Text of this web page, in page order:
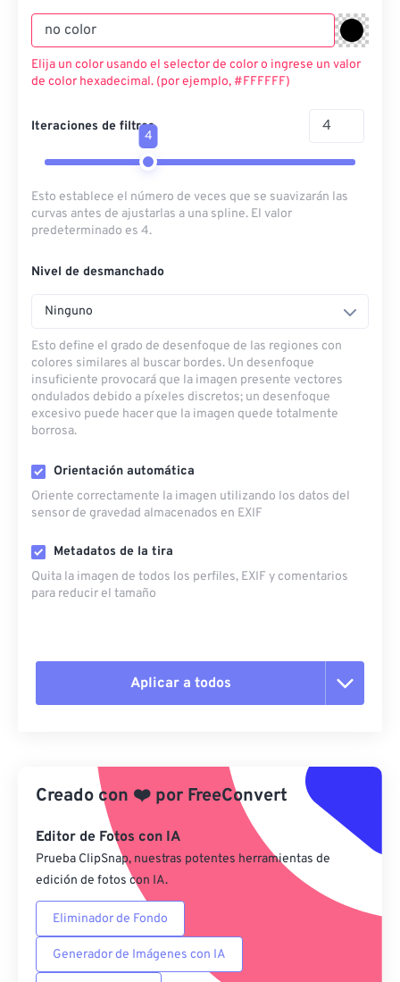
Elija un color usando el selector de color o ingrese un valor
de color hexadecimal. (por ejemplo, #FFFFFF)
Iteraciones de filtros
4
Esto establece el número de veces que se suavizarán las
curvas antes de ajustarlas a una spline. El valor
predeterminado es 4.
Nivel de desmanchado
Ninguno
Esto define el grado de desenfoque de las regiones con
colores similares al buscar bordes. Un desenfoque
insuficiente provocará que la imagen presente vectores
ondulados debido a píxeles discretos; un desenfoque
excesivo puede hacer que la imagen quede totalmente
borrosa.
Orientación automática
Oriente correctamente la imagen utilizando los datos del
sensor de gravedad almacenados en EXIF
Metadatos de la tira
Quita la imagen de todos los perfiles, EXIF ​​y comentarios
para reducir el tamaño
Aplicar a todos
Aplicar desde el ajuste preestablecido
Guardar como preestablecido
Creado con ❤️ por FreeConvert
Editor de Fotos con IA
Prueba ClipSnap, nuestras potentes herramientas de
edición de fotos con IA.
Eliminador de Fondo
Generador de Imágenes con IA